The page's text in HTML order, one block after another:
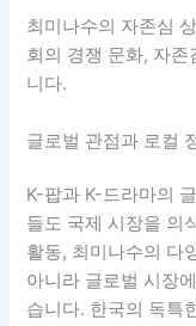
최미나수의 자존심
회의 경쟁 문화, 자존
니다.
글로벌 관점과 로컬
K-팝과 K-드라마의
들도 국제 시장을 의
활동, 최미나수의 다
아니라 글로벌 시장
습니다. 한국의 독특